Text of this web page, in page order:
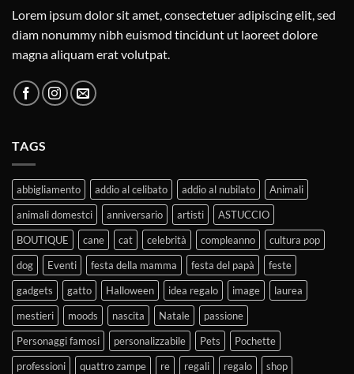
Lorem ipsum dolor sit amet, consectetuer adipiscing elit, sed
diam nonummy nibh euismod tincidunt ut laoreet dolore
magna aliquam erat volutpat.
TAGS
abbigliamento addio al celibato addio al nubilato
Animali
animali domestci
anniversario artisti
ASTUCCIO
BOUTIQUE
cane cat celebrità compleanno
cultura pop
dog
Eventi festa della mamma festa del papà
feste
gadgets
gatto Halloween idea regalo image
laurea
mestieri
moods nascita Natale
passione
Personaggi famosi
personalizzabile Pets
Pochette
professioni
quattro zampe re regali regalo
shop